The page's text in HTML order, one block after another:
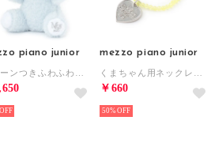
piano junior mezzo piano junior
￥660
50%